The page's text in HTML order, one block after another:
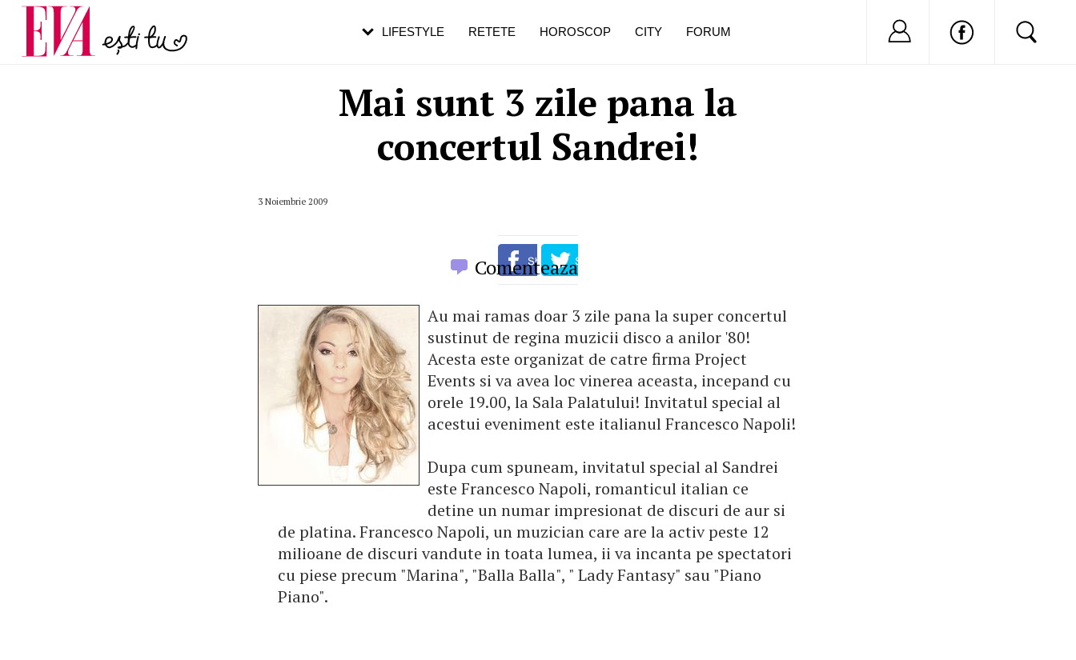
Mai sunt 3 zile pana la
concertul Sandrei!
3 Noiembrie 2009
Comenteaza
Au mai ramas doar 3 zile pana la super concertul
sustinut de regina muzicii disco a anilor '80!
Acesta este organizat de catre firma Project
Events si va avea loc vinerea aceasta, incepand cu
orele 19.00, la Sala Palatului! Invitatul special al
acestui eveniment este italianul Francesco Napoli!
Dupa cum spuneam, invitatul special al Sandrei
este Francesco Napoli, romanticul italian ce
detine un numar impresionat de discuri de aur si
de platina. Francesco Napoli, un muzician care are la activ peste 12
milioane de discuri vandute in toata lumea, ii va incanta pe spectatori
cu piese precum "Marina", "Balla Balla", " Lady Fantasy" sau "Piano
Piano".
LIFESTYLE RETETE HOROSCOP CITY FORUM Nu ai cont?
Carieră
Actualitate
pe măsură ce înaintezi în vârstă
de dureroasă este investigația